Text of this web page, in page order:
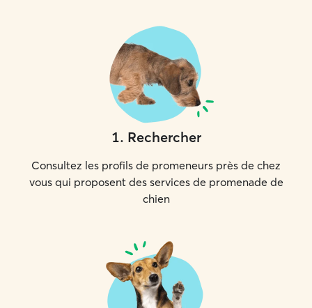
1. Rechercher
Consultez les profils de promeneurs près de chez
vous qui proposent des services de promenade de
chien